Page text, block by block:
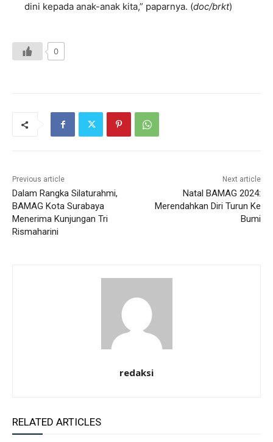
dini kepada anak-anak kita,” paparnya. (doc/brkt)
0
Previous article
Dalam Rangka Silaturahmi,
BAMAG Kota Surabaya
Menerima Kunjungan Tri
Rismaharini
Next article
Natal BAMAG 2024:
Merendahkan Diri Turun Ke
Bumi
redaksi
RELATED ARTICLES